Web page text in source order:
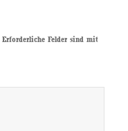
Erforderliche Felder sind mit